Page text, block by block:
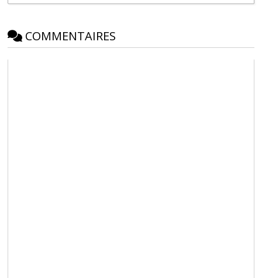
COMMENTAIRES